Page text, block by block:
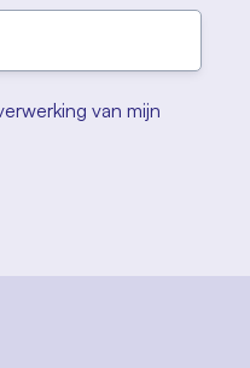
van mijn